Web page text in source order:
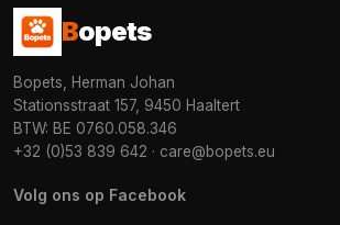
Bopets
Bopets, Herman Johan
Stationsstraat 157, 9450 Haaltert
BTW: BE 0760.058.346
+32 (0)53 839 642 · care@bopets.eu
Volg ons op Facebook